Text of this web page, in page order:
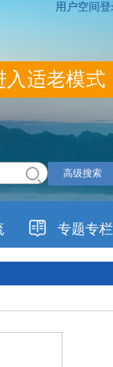
入适老模式
高级搜索
专题专栏